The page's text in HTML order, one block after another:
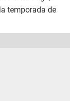
temporada de